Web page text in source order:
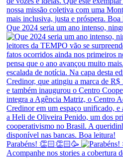
Que 2024 seria um ano intenso,
Parabéns! 👏🏻👏🏻🥳
Acompanhe nos stories a cobertura